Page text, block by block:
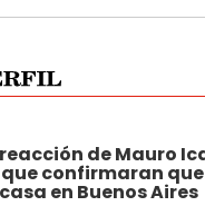
de Mauro
confirmaran
en Buenos Aires